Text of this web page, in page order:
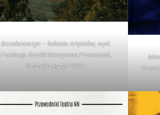
Sczebrzeszyn – kolonia Artystów, wyd.
Fundacja Sztuki Kreatywna Przestrzeń,
Szczebrzeszyn 2024.